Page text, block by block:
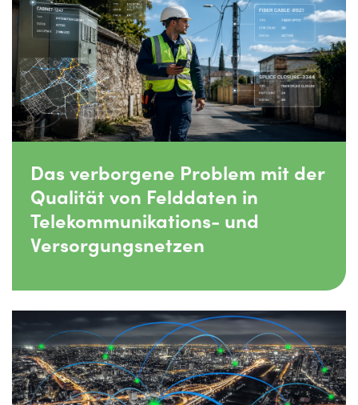
Das verborgene Problem mit der
Qualität von Felddaten in
Telekommunikations- und
Versorgungsnetzen